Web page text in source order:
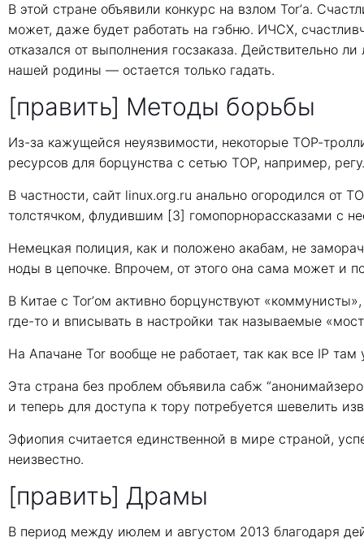
В этой стране объявили конкурс на взлом Tor’а.
может, даже будет работать на гэбню. ИЧСХ,
отказался от выполнения госзаказа. Действительно
нашей родины — остается только гадать.
[править] Методы борьбы
Из-за кажущейся неуязвимости, некоторые ТОР-
ресурсов для борцунства с сетью ТОР, например,
В частности, сайт linux.org.ru анально огородился от
толстячком, флудившим [3] гомопорнорассказами с
Немецкая полиция, как и положено акабам, не
ноды в цепочке. Впрочем, от этого она сама может и
В Китае с Tor’ом активно борцунствуют
где-то и вписывать в настройки так называемые
На Апачане Tor вообще не работает, так как все IP
Эта страна без проблем объявила сабж
и теперь для доступа к тору потребуется шевелить
Эфиопия считается единственной в мире страной,
неизвестно.
[править] Драмы
В период между июлем и августом 2013 благодаря